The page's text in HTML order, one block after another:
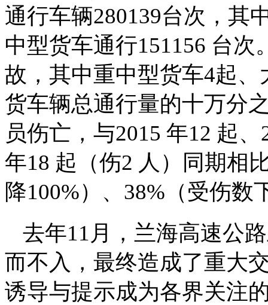
通行车辆280139台次，其
中型货车通行151156 台
故，其中重中型货车4起
货车辆总通行量的十万分
员伤亡，与2015 年12 起
年18 起（伤2 人）同期相
降100%）、38%（受伤数
去年11月，兰海高速公
而不入，最终造成了重大
诱导与提示成为各界关注